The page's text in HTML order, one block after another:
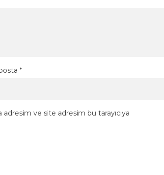
*
adresim ve site adresim bu tarayıcıya